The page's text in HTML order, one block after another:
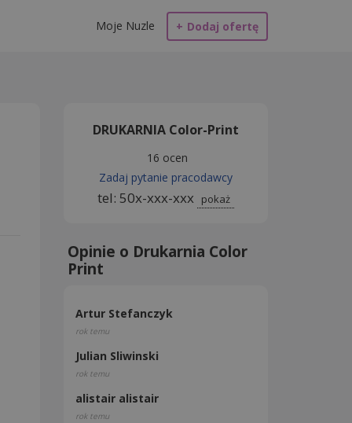
+ Dodaj ofertę
Moje Nuzle
DRUKARNIA Color-Print
16 ocen
Zadaj pytanie pracodawcy
tel: 50x-xxx-xxx pokaż
Opinie o Drukarnia Color
Print
Artur Stefanczyk
rok temu
Julian Sliwinski
rok temu
alistair alistair
rok temu